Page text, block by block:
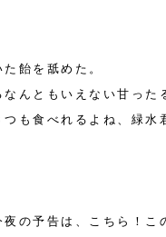
飴を舐めた。
なんともいえない甘った
も食べれるよね、緑水
夜の予告は、こちら！こ